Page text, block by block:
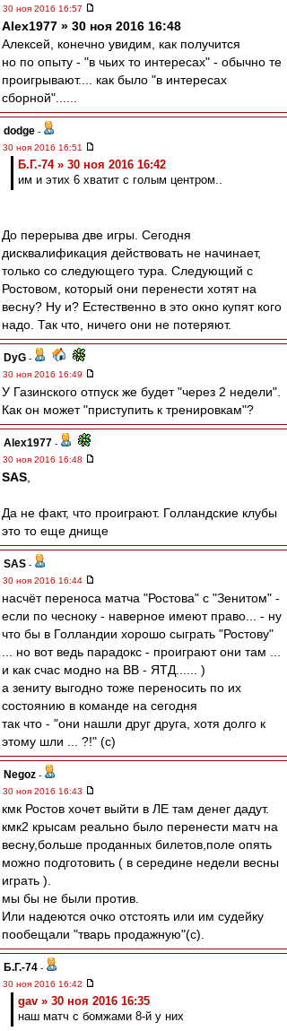
30 ноя 2016 16:57
Alex1977 » 30 ноя 2016 16:48
Алексей, конечно увидим, как получится
но по опыту - "в чьих то интересах" - обычно те
проигрывают.... как было "в интересах
сборной"......
dodge -
30 ноя 2016 16:51
Б.Г.-74 » 30 ноя 2016 16:42
им и этих 6 хватит с голым центром..
До перерыва две игры. Сегодня
дисквалификация действовать не начинает,
только со следующего тура. Следующий с
Ростовом, который они перенести хотят на
весну? Ну и? Естественно в это окно купят кого
надо. Так что, ничего они не потеряют.
DyG -
30 ноя 2016 16:49
У Газинского отпуск же будет "через 2 недели".
Как он может "приступить к тренировкам"?
Alex1977 -
30 ноя 2016 16:48
SAS
Да не факт, что проиграют. Голландские клубы
это то еще днище
SAS -
30 ноя 2016 16:44
насчёт переноса матча "Ростова" с "Зенитом" -
если по чесноку - наверное имеют право... - ну
что бы в Голландии хорошо сыграть "Ростову"
... но вот ведь парадокс - проиграют они там ...
и как счас модно на ВВ - ЯТД...... )
а зениту выгодно тоже переносить по их
состоянию в команде на сегодня
так что - "они нашли друг друга, хотя долго к
этому шли ... ?!" (c)
Negoz -
30 ноя 2016 16:43
кмк Ростов хочет выйти в ЛЕ там денег дадут.
кмк2 крысам реально было перенести матч на
весну,больше проданных билетов,поле опять
можно подготовить ( в середине недели весны
играть ).
мы бы не были против.
Или надеются очко отстоять или им судейку
пообещали "тварь продажную"(с).
Б.Г.-74 -
30 ноя 2016 16:42
gav » 30 ноя 2016 16:35
наш матч с бомжами 8-й у них